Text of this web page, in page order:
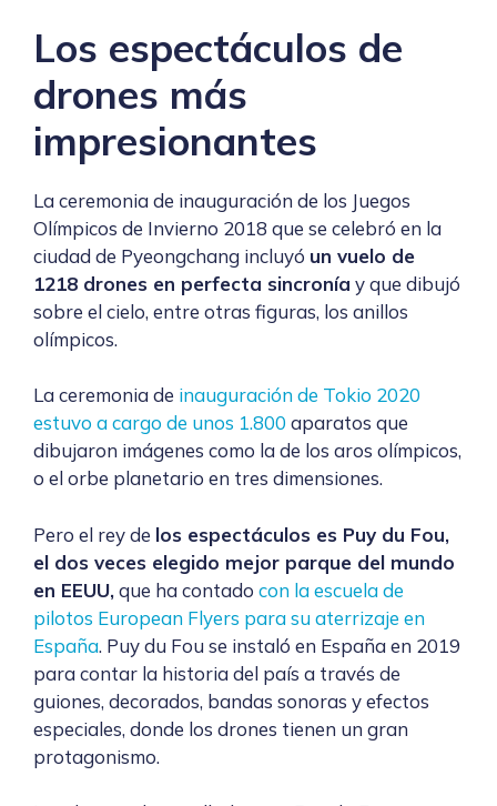
Los espectáculos de
drones más
impresionantes
La ceremonia de inauguración de los Juegos
Olímpicos de Invierno 2018 que se celebró en la
ciudad de Pyeongchang incluyó un vuelo de
1218 drones en perfecta sincronía y que dibujó
sobre el cielo, entre otras figuras, los anillos
olímpicos.
La ceremonia de inauguración de Tokio 2020
estuvo a cargo de unos 1.800 aparatos que
dibujaron imágenes como la de los aros olímpicos,
o el orbe planetario en tres dimensiones.
Pero el rey de los espectáculos es Puy du Fou,
el dos veces elegido mejor parque del mundo
en EEUU,que ha contado con la escuela de
pilotos European Flyers para su aterrizaje en
España. Puy du Fou se instaló en España en 2019
para contar la historia del país a través de
guiones, decorados, bandas sonoras y efectos
especiales, donde los drones tienen un gran
protagonismo.